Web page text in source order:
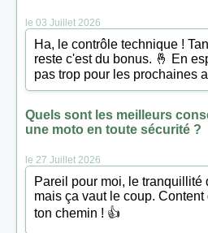
le 03 Juillet 2026
Ha, le contrôle technique !
reste c'est du bonus. 🤞 En
pas trop pour les prochaines
Quels sont les meilleurs
une moto en toute sécurité ?
le 27 Juillet 2026
Pareil pour moi, le tranquillité
mais ça vaut le coup.
ton chemin ! 👍